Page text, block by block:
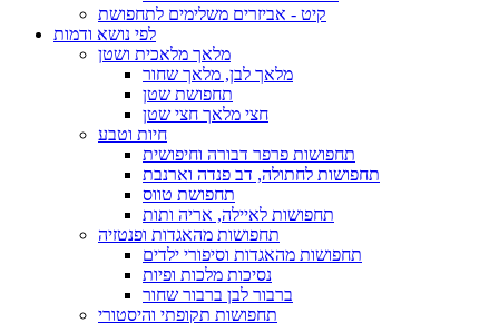
קיט - אביזרים משלימים לתחפושת
לפי נושא ודמות
מלאך מלאכית ושטן
מלאך לבן, מלאך שחור
תחפושת שטן
חצי מלאך חצי שטן
חיות וטבע
תחפושות פרפר דבורה וחיפושית
תחפושות לחתולה, דב פנדה וארנבת
תחפושת טווס
תחפושות לאיילה, אריה ותות
תחפושות מהאגדות ופנטזיה
תחפושות מהאגדות וסיפורי ילדים
נסיכות מלכות ופיות
ברבור לבן ברבור שחור
תחפושות תקופתי והיסטורי